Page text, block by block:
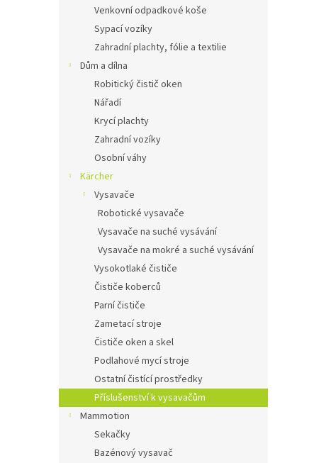
Venkovní odpadkové koše
Sypací vozíky
Zahradní plachty, fólie a textilie
Dům a dílna
Robitický čistič oken
Nářadí
Krycí plachty
Zahradní vozíky
Osobní váhy
Kärcher
Vysavače
Robotické vysavače
Vysavače na suché vysávání
Vysavače na mokré a suché vysávání
Vysokotlaké čističe
Čističe koberců
Parní čističe
Zametací stroje
Čističe oken a skel
Podlahové mycí stroje
Ostatní čistící prostředky
Příslušenství k vysavačům
Mammotion
Sekačky
Bazénový vysavač